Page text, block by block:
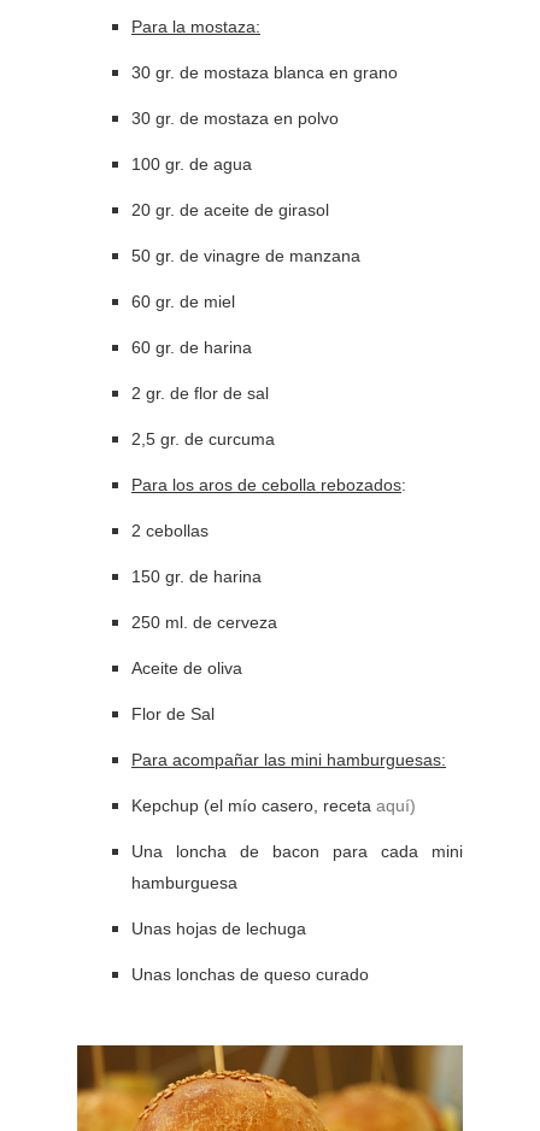
Para la mostaza:
30 gr. de mostaza blanca en grano
30 gr. de mostaza en polvo
100 gr. de agua
20 gr. de aceite de girasol
50 gr. de vinagre de manzana
60 gr. de miel
60 gr. de harina
2 gr. de flor de sal
2,5 gr. de curcuma
Para los aros de cebolla rebozados:
2 cebollas
150 gr. de harina
250 ml. de cerveza
Aceite de oliva
Flor de Sal
Para acompañar las mini hamburguesas:
Kepchup (el mío casero, receta aquí)
Una loncha de bacon para cada mini
hamburguesa
Unas hojas de lechuga
Unas lonchas de queso curado